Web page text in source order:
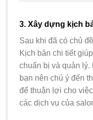
3. Xây dựng kịch
Sau khi đã có chủ
Kịch bản chi tiết
chuẩn bị và quản
bạn nên chú ý đến
để thuận lợi cho
các dịch vụ của